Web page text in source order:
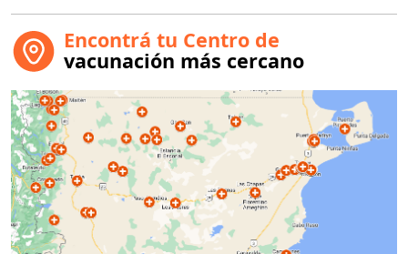
Encontrá tu Centro de
vacunación más cercano